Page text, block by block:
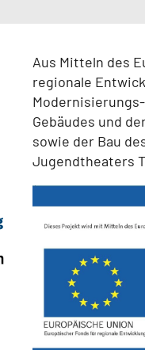
Aus Mitteln des
regionale
Gebäudes und
sowie der Bau
Jugendtheaters